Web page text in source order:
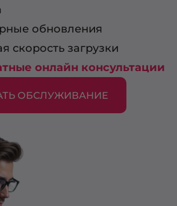
обновления
скорость загрузки
онлайн консультации
ОБСЛУЖИВАНИЕ